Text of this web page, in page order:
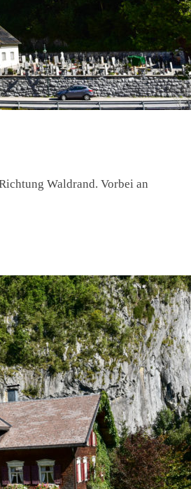
Waldrand. Vorbei an